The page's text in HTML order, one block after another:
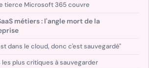
tierce Microsoft 365 couvre
métiers : l'angle mort de la
dans le cloud, donc c'est sauvegardé"
les plus critiques à sauvegarder